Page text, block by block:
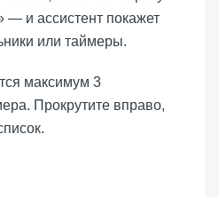
— и ассистент покажет
или таймеры.
максимум 3
Прокрутите вправо,